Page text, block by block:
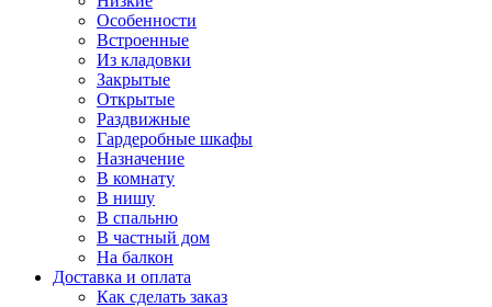
Особенности
Встроенные
Из кладовки
Закрытые
Открытые
Раздвижные
Гардеробные шкафы
Назначение
В комнату
В нишу
В спальню
В частный дом
На балкон
Доставка и оплата
Как сделать заказ